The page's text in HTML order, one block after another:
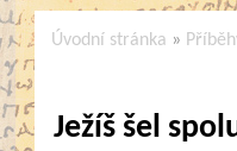
Úvodní stránka »
Ježíš šel